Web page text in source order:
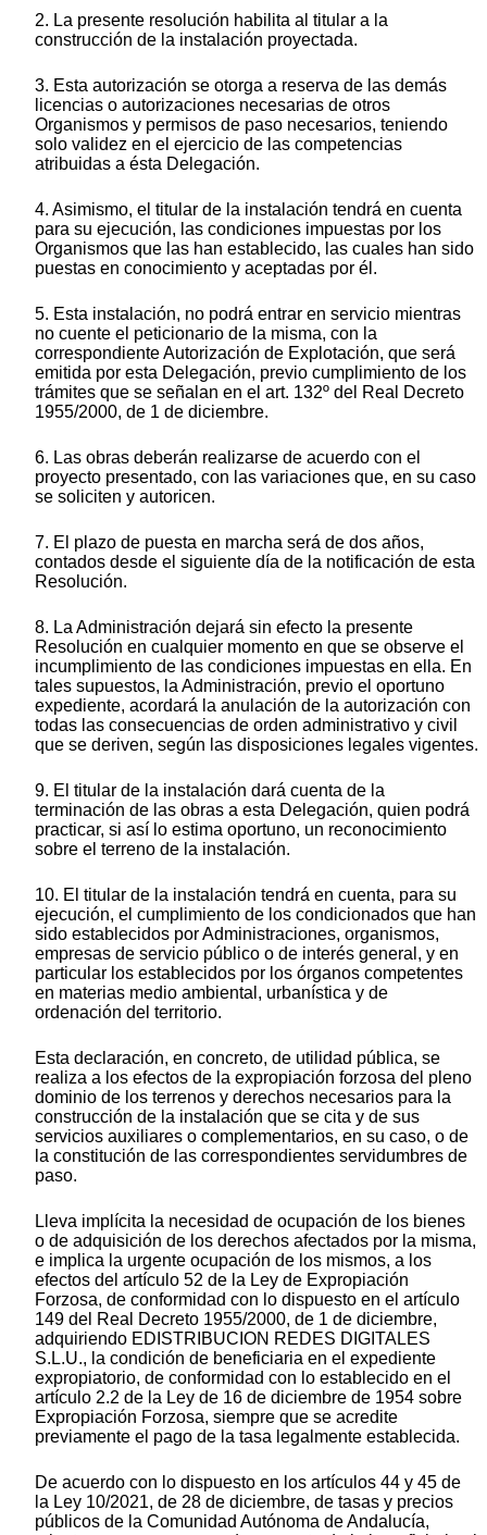
2. La presente resolución habilita al titular a la
construcción de la instalación proyectada.
3. Esta autorización se otorga a reserva de las demás
licencias o autorizaciones necesarias de otros
Organismos y permisos de paso necesarios, teniendo
solo validez en el ejercicio de las competencias
atribuidas a ésta Delegación.
4. Asimismo, el titular de la instalación tendrá en cuenta
para su ejecución, las condiciones impuestas por los
Organismos que las han establecido, las cuales han sido
puestas en conocimiento y aceptadas por él.
5. Esta instalación, no podrá entrar en servicio mientras
no cuente el peticionario de la misma, con la
correspondiente Autorización de Explotación, que será
emitida por esta Delegación, previo cumplimiento de los
trámites que se señalan en el art. 132º del Real Decreto
1955/2000, de 1 de diciembre.
6. Las obras deberán realizarse de acuerdo con el
proyecto presentado, con las variaciones que, en su caso
se soliciten y autoricen.
7. El plazo de puesta en marcha será de dos años,
contados desde el siguiente día de la notificación de esta
Resolución.
8. La Administración dejará sin efecto la presente
Resolución en cualquier momento en que se observe el
incumplimiento de las condiciones impuestas en ella. En
tales supuestos, la Administración, previo el oportuno
expediente, acordará la anulación de la autorización con
todas las consecuencias de orden administrativo y civil
que se deriven, según las disposiciones legales vigentes.
9. El titular de la instalación dará cuenta de la
terminación de las obras a esta Delegación, quien podrá
practicar, si así lo estima oportuno, un reconocimiento
sobre el terreno de la instalación.
10. El titular de la instalación tendrá en cuenta, para su
ejecución, el cumplimiento de los condicionados que han
sido establecidos por Administraciones, organismos,
empresas de servicio público o de interés general, y en
particular los establecidos por los órganos competentes
en materias medio ambiental, urbanística y de
ordenación del territorio.
Esta declaración, en concreto, de utilidad pública, se
realiza a los efectos de la expropiación forzosa del pleno
dominio de los terrenos y derechos necesarios para la
construcción de la instalación que se cita y de sus
servicios auxiliares o complementarios, en su caso, o de
la constitución de las correspondientes servidumbres de
paso.
Lleva implícita la necesidad de ocupación de los bienes
o de adquisición de los derechos afectados por la misma,
e implica la urgente ocupación de los mismos, a los
efectos del artículo 52 de la Ley de Expropiación
Forzosa, de conformidad con lo dispuesto en el artículo
149 del Real Decreto 1955/2000, de 1 de diciembre,
adquiriendo EDISTRIBUCION REDES DIGITALES
S.L.U., la condición de beneficiaria en el expediente
expropiatorio, de conformidad con lo establecido en el
artículo 2.2 de la Ley de 16 de diciembre de 1954 sobre
Expropiación Forzosa, siempre que se acredite
previamente el pago de la tasa legalmente establecida.
De acuerdo con lo dispuesto en los artículos 44 y 45 de
la Ley 10/2021, de 28 de diciembre, de tasas y precios
públicos de la Comunidad Autónoma de Andalucía,